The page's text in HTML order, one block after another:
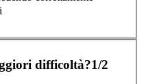
difficoltà?1/2